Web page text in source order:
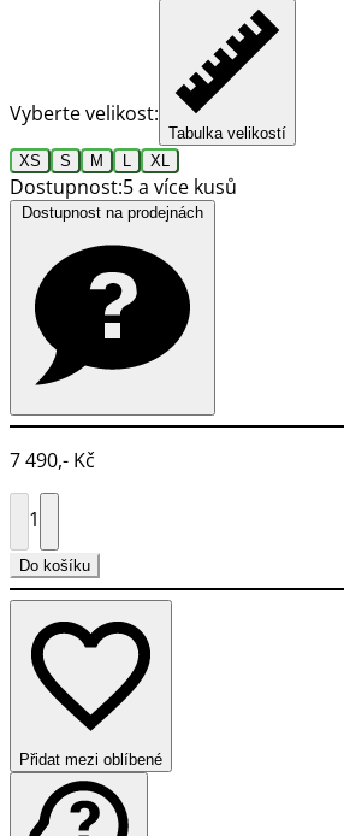
Vyberte velikost:
Tabulka velikostí
XS
S M XL
Dostupnost:5 a více kusů
7 490,- Kč
1
Do košíku
Přidat mezi oblíbené